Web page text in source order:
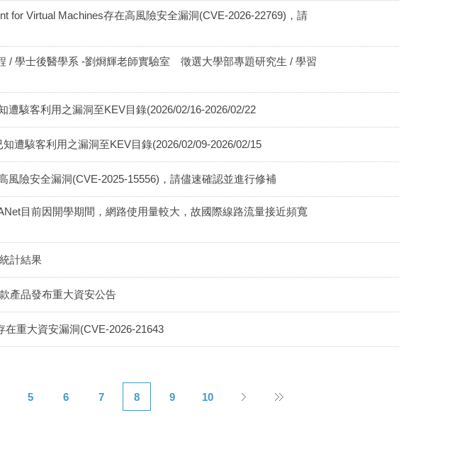
for Virtual Machines存在高風險安全漏洞(CVE-2026-22769)，請
/ 學士後醫學系 -劉烱輝老師實驗室 徵選大學部專題研究生 / 學習
遭駭客利用之漏洞至KEV目錄(2026/02/16-2026/02/22
知遭駭客利用之漏洞至KEV目錄(2026/02/09-2026/02/15
風險安全漏洞(CVE-2025-15556)，請儘速確認並進行修補
目前因開學期間，網路使用量較大，故國際線路流量接近頻寬
計結果
產品發布重大資安公告
在重大資安漏洞(CVE-2026-21643
5 6 7 8 9 10